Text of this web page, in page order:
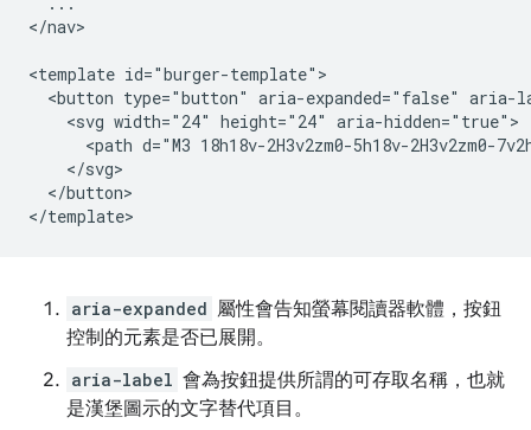
</nav>
<template id="burger-template">
<button type="button" aria-expanded="false" aria-
    <svg width="24" height="24" aria-hidden="true">
<path d="M3 18h18v-2H3v2zm0-5h18v-2H3v2zm0-
    </svg>
  </button>
aria-expanded 屬性會告知螢幕閱讀器軟體，按鈕
控制的元素是否已展開。
aria-label 會為按鈕提供所謂的可存取名稱，也就
是漢堡圖示的文字替代項目。